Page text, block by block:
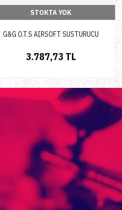
STOKTA YOK
G&G O.T.S AIRSOFT SUSTURUCU
3.787,73 TL